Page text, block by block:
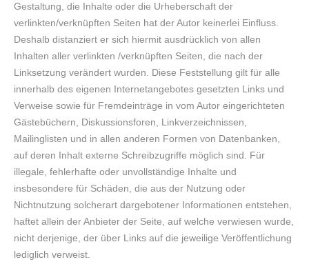
Gestaltung, die Inhalte oder die Urheberschaft der
verlinkten/verknüpften Seiten hat der Autor keinerlei Einfluss.
Deshalb distanziert er sich hiermit ausdrücklich von allen
Inhalten aller verlinkten /verknüpften Seiten, die nach der
Linksetzung verändert wurden. Diese Feststellung gilt für alle
innerhalb des eigenen Internetangebotes gesetzten Links und
Verweise sowie für Fremdeinträge in vom Autor eingerichteten
Gästebüchern, Diskussionsforen, Linkverzeichnissen,
Mailinglisten und in allen anderen Formen von Datenbanken,
auf deren Inhalt externe Schreibzugriffe möglich sind. Für
illegale, fehlerhafte oder unvollständige Inhalte und
insbesondere für Schäden, die aus der Nutzung oder
Nichtnutzung solcherart dargebotener Informationen entstehen,
haftet allein der Anbieter der Seite, auf welche verwiesen wurde,
nicht derjenige, der über Links auf die jeweilige Veröffentlichung
lediglich verweist.